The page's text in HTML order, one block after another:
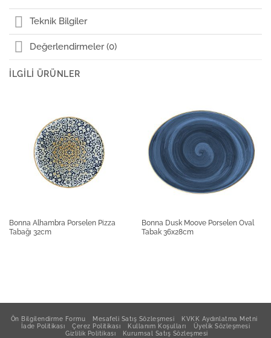
33x15cm
Güral Porselen Blackmatt Kayık Tabak 26cm
Güral Porselen Blackmatt Orlando Düz Tabak
19x19cm
Güral Porselen Blackmatt Çay Fincanı ve Tabağı
Teknik Bilgiler
Değerlendirmeler (0)
İLGILI ÜRÜNLER
Bonna Alhambra Porselen Pizza
Tabağı 32cm
Bonna Dusk Moove Porselen Oval
Tabak 36x28cm
Ön Bilgilendirme Formu Mesafeli Satış Sözleşmesi
KVKK Aydınlatma Metni
İade Politikası
Çerez Politikası Kullanım Koşulları
Üyelik Sözleşmesi
Gizlilik Politikası
Kurumsal Satış Sözleşmesi